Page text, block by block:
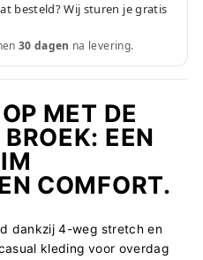
besteld? Wij sturen je gratis
30 dagen na levering.
MET DE
EEN
COMFORT.
dankzij 4-weg stretch en
kleding voor overdag